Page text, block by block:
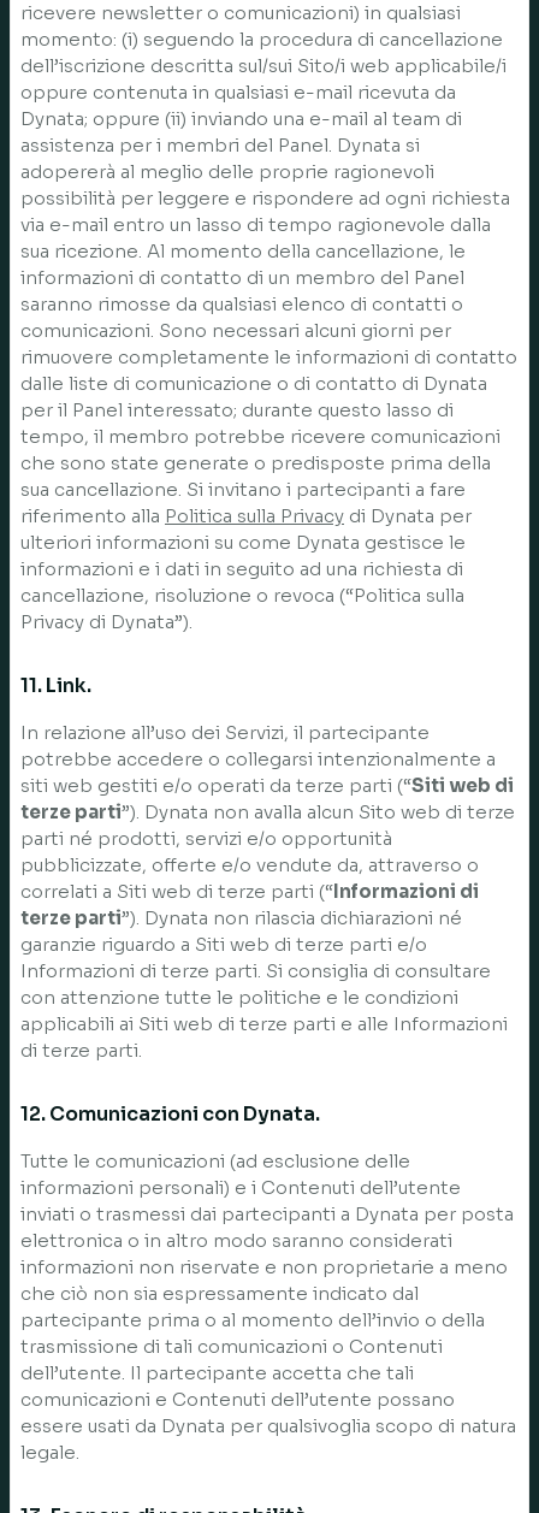
ricevere newsletter o comunicazioni) in qualsiasi
momento: (i) seguendo la procedura di cancellazione
dell’iscrizione descritta sul/sui Sito/i web applicabile/i
oppure contenuta in qualsiasi e-mail ricevuta da
Dynata; oppure (ii) inviando una e-mail al team di
assistenza per i membri del Panel. Dynata si
adopererà al meglio delle proprie ragionevoli
possibilità per leggere e rispondere ad ogni richiesta
via e-mail entro un lasso di tempo ragionevole dalla
sua ricezione. Al momento della cancellazione, le
informazioni di contatto di un membro del Panel
saranno rimosse da qualsiasi elenco di contatti o
comunicazioni. Sono necessari alcuni giorni per
rimuovere completamente le informazioni di contatto
dalle liste di comunicazione o di contatto di Dynata
per il Panel interessato; durante questo lasso di
tempo, il membro potrebbe ricevere comunicazioni
che sono state generate o predisposte prima della
sua cancellazione. Si invitano i partecipanti a fare
riferimento alla Politica sulla Privacy di Dynata per
ulteriori informazioni su come Dynata gestisce le
informazioni e i dati in seguito ad una richiesta di
cancellazione, risoluzione o revoca (“Politica sulla
Privacy di Dynata”).
11. Link.
In relazione all’uso dei Servizi, il partecipante
potrebbe accedere o collegarsi intenzionalmente a
siti web gestiti e/o operati da terze parti (“Siti web di
terze parti”). Dynata non avalla alcun Sito web di terze
parti né prodotti, servizi e/o opportunità
pubblicizzate, offerte e/o vendute da, attraverso o
correlati a Siti web di terze parti (“Informazioni di
terze parti”). Dynata non rilascia dichiarazioni né
garanzie riguardo a Siti web di terze parti e/o
Informazioni di terze parti. Si consiglia di consultare
con attenzione tutte le politiche e le condizioni
applicabili ai Siti web di terze parti e alle Informazioni
di terze parti.
12. Comunicazioni con Dynata.
Tutte le comunicazioni (ad esclusione delle
informazioni personali) e i Contenuti dell’utente
inviati o trasmessi dai partecipanti a Dynata per posta
elettronica o in altro modo saranno considerati
informazioni non riservate e non proprietarie a meno
che ciò non sia espressamente indicato dal
partecipante prima o al momento dell’invio o della
trasmissione di tali comunicazioni o Contenuti
dell’utente. Il partecipante accetta che tali
comunicazioni e Contenuti dell’utente possano
essere usati da Dynata per qualsivoglia scopo di natura
legale.